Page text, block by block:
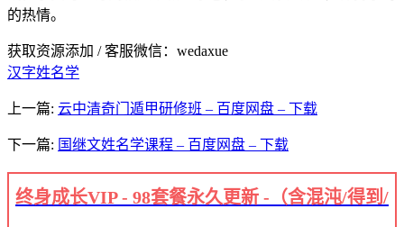
的热情。
获取资源添加 / 客服微信：wedaxue
汉字姓名学
上一篇: 云中清奇门遁甲研修班 – 百度网盘 – 下载
下一篇: 国继文姓名学课程 – 百度网盘 – 下载
终身成长VIP - 98套餐永久更新 -（含混沌/得到/